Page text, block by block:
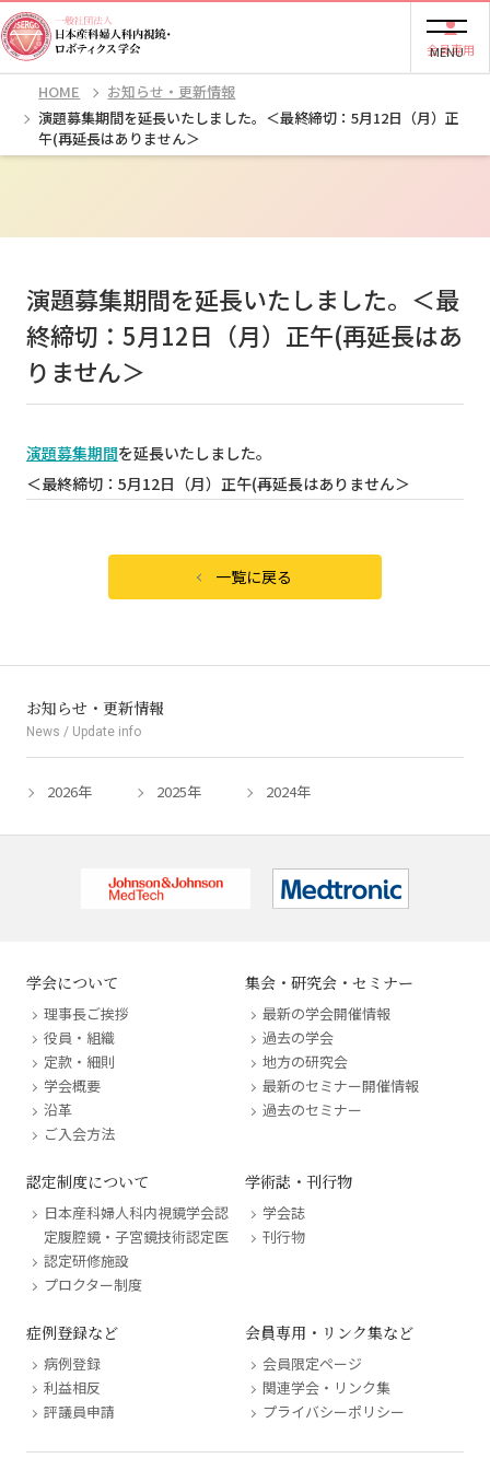
MENU
会員専用
HOME
お知らせ・更新情報
演題募集期間を延長いたしました。＜最終締切：5月12日（月）正
午(再延長はありません＞
演題募集期間を延長いたしました。＜最
終締切：5月12日（月）正午(再延長はあ
りません＞
演題募集期間を延長いたしました。
＜最終締切：5月12日（月）正午(再延長はありません＞
一覧に戻る
お知らせ・更新情報
News / Update info
2026年 2025年 2024年
学会について
理事長ご挨拶
役員・組織
定款・細則
学会概要
沿革
ご入会方法
集会・研究会・セミナー
最新の学会開催情報
過去の学会
地方の研究会
最新のセミナー開催情報
過去のセミナー
認定制度について
日本産科婦人科内視鏡学会認
定腹腔鏡・子宮鏡技術認定医
認定研修施設
プロクター制度
学術誌・刊行物
学会誌
刊行物
症例登録など
病例登録
利益相反
評議員申請
会員専用・リンク集など
会員限定ページ
関連学会・リンク集
プライバシーポリシー